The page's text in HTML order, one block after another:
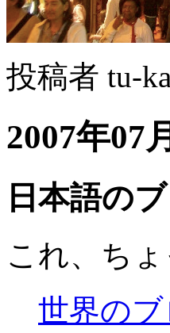
投稿者 tu-
2007年07
日本語の
これ、ち
世界の